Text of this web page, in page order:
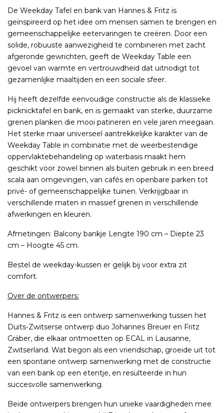
De Weekday Tafel en bank van Hannes & Fritz is
geïnspireerd op het idee om mensen samen te brengen en
gemeenschappelijke eetervaringen te creëren. Door een
solide, robuuste aanwezigheid te combineren met zacht
afgeronde gewrichten, geeft de Weekday Table een
gevoel van warmte en vertrouwdheid dat uitnodigt tot
gezamenlijke maaltijden en een sociale sfeer.
Hij heeft dezelfde eenvoudige constructie als de klassieke
picknicktafel en bank, en is gemaakt van sterke, duurzame
grenen planken die mooi patineren en vele jaren meegaan.
Het sterke maar universeel aantrekkelijke karakter van de
Weekday Table in combinatie met de weerbestendige
oppervlaktebehandeling op waterbasis maakt hem
geschikt voor zowel binnen als buiten gebruik in een breed
scala aan omgevingen, van cafés en openbare parken tot
privé- of gemeenschappelijke tuinen. Verkrijgbaar in
verschillende maten in massief grenen in verschillende
afwerkingen en kleuren.
Afmetingen: Balcony bankje Lengte 190 cm – Diepte 23
cm – Hoogte 45 cm.
Bestel de weekday-kussen er gelijk bij voor extra zit
comfort.
Over de ontwerpers:
Hannes & Fritz is een ontwerp samenwerking tussen het
Duits-Zwitserse ontwerp duo Johannes Breuer en Fritz
Gräber, die elkaar ontmoetten op ECAL in Lausanne,
Zwitserland. Wat begon als een vriendschap, groeide uit tot
een spontane ontwerp samenwerking met de constructie
van een bank op een etentje, en resulteerde in hun
succesvolle samenwerking.
Beide ontwerpers brengen hun unieke vaardigheden mee